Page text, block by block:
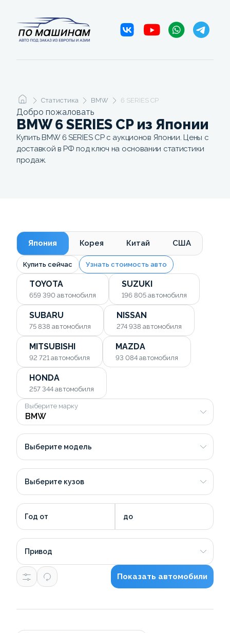
Статистика BMW 6 SERIES CP
Добро пожаловать
BMW 6 SERIES CP из Японии
Купить BMW 6 SERIES CP с аукционов Японии. Цены с
доставкой в РФ под ключ на основании статистики
продаж.
Япония Корея Китай США
Купить сейчас Узнать стоимость авто
TOYOTA
659 390 автомобиля
SUZUKI
196 805 автомобиля
SUBARU
75 838 автомобиля
NISSAN
274 938 автомобиля
MITSUBISHI
92 721 автомобиля
MAZDA
93 084 автомобиля
HONDA
257 344 автомобиля
Выберите марку
Выберите модель
Выберите кузов
Год от до
Привод
Показать автомобили